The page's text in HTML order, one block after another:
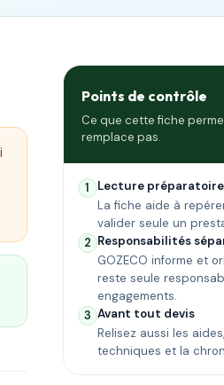
Points de contrôle
Ce que cette fiche
remplace pas.
1 Lecture préparatoire
La fiche aide à
valider seule un
2 Responsabilités
GOZECO informe et
reste seule
engagements.
3 Avant tout devis
Relisez aussi les
techniques et la